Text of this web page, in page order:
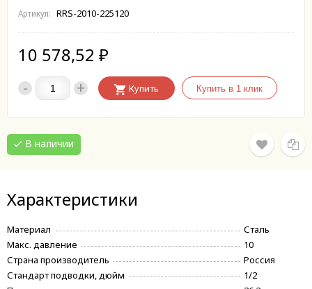
Артикул: RRS-2010-225120
10 578,52 ₽
- + Купить
В наличии
Характеристики
Материал
Сталь
Макс. давление
10
Страна производитель
Россия
Стандарт подводки, дюйм
1/2